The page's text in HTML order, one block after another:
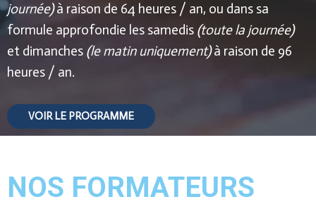
journée)à raison de 64 heures / an, ou dans sa
formule approfondie les samedis (toute la journée)
et dimanches (le matin uniquement)à raison de 96
heures / an.
VOIR LE PROGRAMME
NOS FORMATEURS